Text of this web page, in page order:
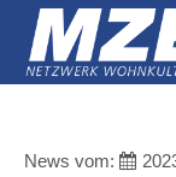
Der Eintrag
News vom: